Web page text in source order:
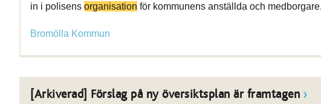
in i polisens organisation för kommunens anställda och
Bromölla Kommun
[Arkiverad] Förslag på ny översiktsplan är framtagen